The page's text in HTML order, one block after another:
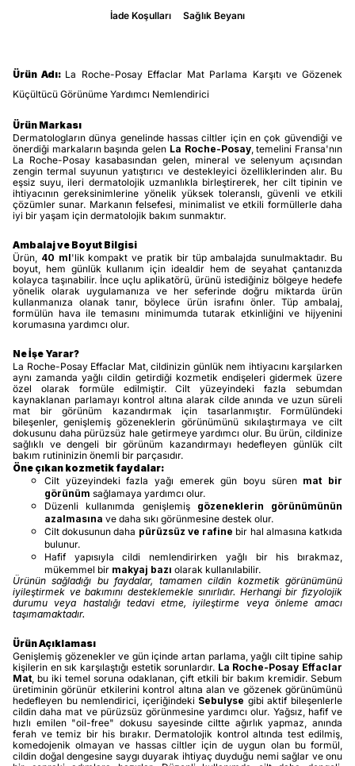
İade Koşulları Sağlık Beyanı
Ürün Adı: La Roche-Posay Effaclar Mat Parlama Karşıtı ve Gözenek
Küçültücü Görünüme Yardımcı Nemlendirici
Ürün Markası
Dermatologların dünya genelinde hassas ciltler için en çok güvendiği ve
önerdiği markaların başında gelen La Roche-Posay, temelini Fransa'nın
La Roche-Posay kasabasından gelen, mineral ve selenyum açısından
zengin termal suyunun yatıştırıcı ve destekleyici özelliklerinden alır. Bu
eşsiz suyu, ileri dermatolojik uzmanlıkla birleştirerek, her cilt tipinin ve
ihtiyacının gereksinimlerine yönelik yüksek toleranslı, güvenli ve etkili
çözümler sunar. Markanın felsefesi, minimalist ve etkili formüllerle daha
iyi bir yaşam için dermatolojik bakım sunmaktır.
Ambalaj ve Boyut Bilgisi
Ürün, 40 ml'lik kompakt ve pratik bir tüp ambalajda sunulmaktadır. Bu
boyut, hem günlük kullanım için idealdir hem de seyahat çantanızda
kolayca taşınabilir. İnce uçlu aplikatörü, ürünü istediğiniz bölgeye hedefe
yönelik olarak uygulamanıza ve her seferinde doğru miktarda ürün
kullanmanıza olanak tanır, böylece ürün israfını önler. Tüp ambalaj,
formülün hava ile temasını minimumda tutarak etkinliğini ve hijyenini
korumasına yardımcı olur.
Ne İşe Yarar?
La Roche-Posay Effaclar Mat, cildinizin günlük nem ihtiyacını karşılarken
aynı zamanda yağlı cildin getirdiği kozmetik endişeleri gidermek üzere
özel olarak formüle edilmiştir. Cilt yüzeyindeki fazla sebumdan
kaynaklanan parlamayı kontrol altına alarak cilde anında ve uzun süreli
mat bir görünüm kazandırmak için tasarlanmıştır. Formülündeki
bileşenler, genişlemiş gözeneklerin görünümünü sıkılaştırmaya ve cilt
dokusunu daha pürüzsüz hale getirmeye yardımcı olur. Bu ürün, cildinize
sağlıklı ve dengeli bir görünüm kazandırmayı hedefleyen günlük cilt
bakım rutininizin önemli bir parçasıdır.
Öne çıkan kozmetik faydalar:
Cilt yüzeyindeki fazla yağı emerek gün boyu süren mat bir
görünüm sağlamaya yardımcı olur.
Düzenli kullanımda genişlemiş gözeneklerin görünümünün
azalmasına ve daha sıkı görünmesine destek olur.
Cilt dokusunun daha pürüzsüz ve rafine bir hal almasına katkıda
bulunur.
Hafif yapısıyla cildi nemlendirirken yağlı bir his bırakmaz,
mükemmel bir makyaj bazı olarak kullanılabilir.
Ürünün sağladığı bu faydalar, tamamen cildin kozmetik görünümünü
iyileştirmek ve bakımını desteklemekle sınırlıdır. Herhangi bir fizyolojik
durumu veya hastalığı tedavi etme, iyileştirme veya önleme amacı
taşımamaktadır.
Ürün Açıklaması
Genişlemiş gözenekler ve gün içinde artan parlama, yağlı cilt tipine sahip
kişilerin en sık karşılaştığı estetik sorunlardır. La Roche-Posay Effaclar
Mat , bu iki temel soruna odaklanan, çift etkili bir bakım kremidir. Sebum
üretiminin görünür etkilerini kontrol altına alan ve gözenek görünümünü
hedefleyen bu nemlendirici, içeriğindeki Sebulyse gibi aktif bileşenlerle
cildin daha mat ve pürüzsüz görünmesine yardımcı olur. Yağsız, hafif ve
hızlı emilen "oil-free" dokusu sayesinde ciltte ağırlık yapmaz, anında
ferah ve temiz bir his bırakır. Dermatolojik kontrol altında test edilmiş,
komedojenik olmayan ve hassas ciltler için de uygun olan bu formül,
cildin doğal dengesine saygı duyarak ihtiyaç duyduğu nemi sağlar ve onu